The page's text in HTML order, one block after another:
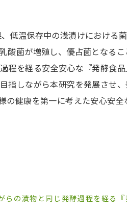
低温保存中の浅漬けにおけ
酸菌が増殖し、優占菌となる
程を経る安全安心な『発酵食
指しながら本研究を発展させ
健康を第一に考えた安心安全
らの漬物と同じ発酵過程を経る